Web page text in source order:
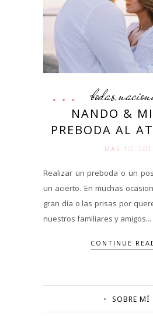
bodas,
NANDO &
PREBODA AL
MAR 10.
Realizar un preboda o un
un acierto. En muchas
gran día o las prisas por
nuestros familiares y amigos...
CONTINUE
SOBRE MÍ